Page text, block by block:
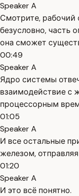
Speaker A
Смотрите, рабочий
безусловно, часть
она сможет
00:49
Speaker A
Ядро системы
взаимодействие с
процессорным
01:05
Speaker A
И все остальные
железом,
01:20
Speaker A
И это всё понятно.